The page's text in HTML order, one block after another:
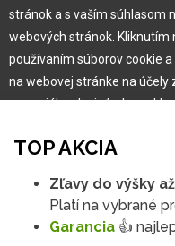
Garancia najlepšej ceny
Užívateľský manuál
Obchodné podmienky
Zákazník & partner
Novinky
TOP AKCIA
Zľavy do výšky
Platí na vybrané
Garancia 👍
stránok a s vaším súhlasom
webových stránok. Kliknutím
používaním súborov cookie
na webovej stránke na účely
na sociálnych sieťach a
Viac informácií
Na našich webových